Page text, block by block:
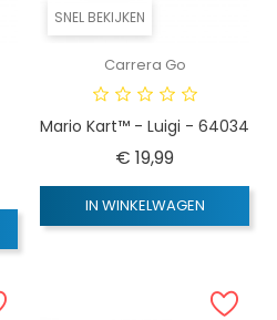
SNEL BEKIJKEN
Carrera Go
Mario Kart™ - Luigi - 64034
€ 19,99Prijs
IN WINKELWAGEN